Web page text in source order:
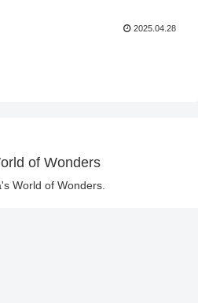
2025.04.28
of Wonders
World of Wonders.